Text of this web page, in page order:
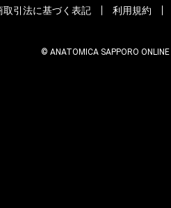
取引法に基づく表記 利用規約
© ANATOMICA SAPPORO